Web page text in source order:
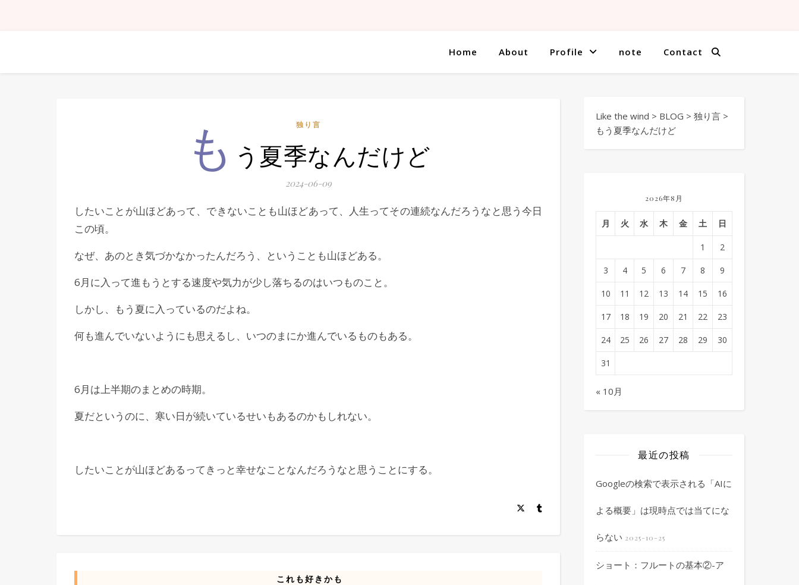
Home About Profile note Contact
独り言
も う夏季なんだけど
2024-06-09
したいことが山ほどあって、できないことも山ほどあって、人生ってその連続なんだろうなと思う今日
この頃。
なぜ、あのとき気づかなかったんだろう、ということも山ほどある。
6月に入って進もうとする速度や気力が少し落ちるのはいつものこと。
しかし、もう夏に入っているのだよね。
何も進んでいないようにも思えるし、いつのまにか進んでいるものもある。
6月は上半期のまとめの時期。
夏だというのに、寒い日が続いているせいもあるのかもしれない。
したいことが山ほどあるってきっと幸せなことなんだろうなと思うことにする。
これも好きかも
Like the wind > BLOG > 独り言 >
もう夏季なんだけど
2026年8月
月 火 水 木 金 土 日
1 2
3 4 5 6 7 8 9
10 11 12 13 14 15 16
17 18 19 20 21 22 23
24 25 26 27 28 29 30
31
« 10月
最近の投稿
Googleの検索で表示される「AIに
よる概要」は現時点では当てにな
らない 2025-10-25
ショート：フルートの基本②-ア